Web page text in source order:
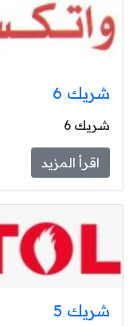
شريك 6
شريك 6
اقرأ المزيد
شريك 5